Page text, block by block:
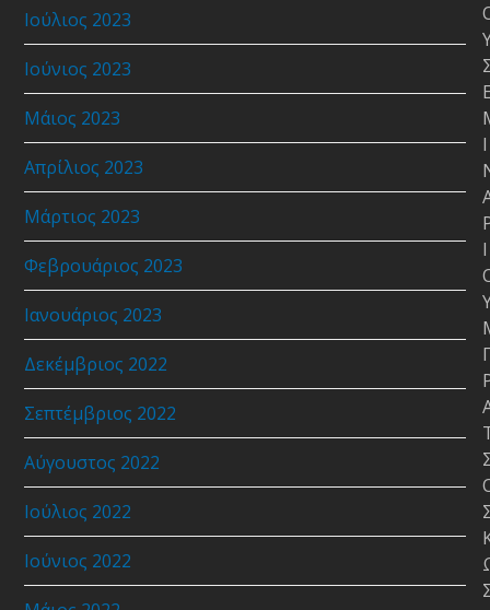
Ιούλιος 2023
Ιούνιος 2023
Μάιος 2023
Απρίλιος 2023
Μάρτιος 2023
Φεβρουάριος 2023
Ιανουάριος 2023
Δεκέμβριος 2022
Σεπτέμβριος 2022
Αύγουστος 2022
Ιούλιος 2022
Ιούνιος 2022
Ι
Ι